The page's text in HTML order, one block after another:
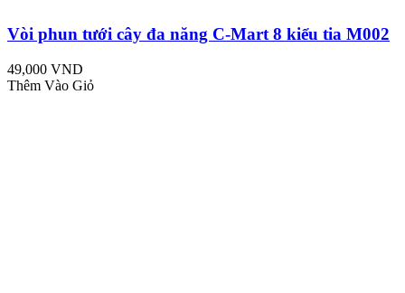
Vòi phun tưới cây đa năng C-Mart 8 kiểu tia M002
49,000 VND
Thêm Vào Giỏ